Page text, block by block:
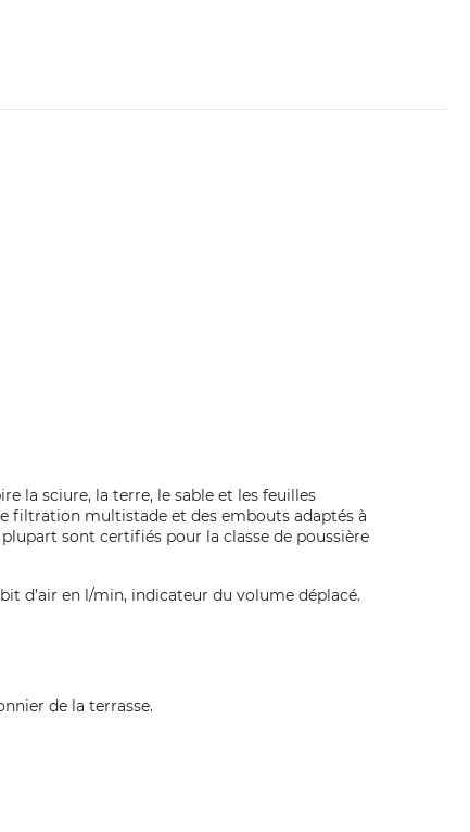
la sciure, la terre, le sable et les feuilles
filtration multistade et des embouts adaptés à
sont certifiés pour la classe de poussière
d’air en l/min, indicateur du volume déplacé.
de la terrasse.